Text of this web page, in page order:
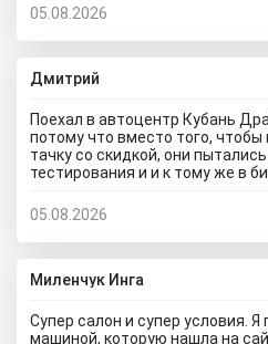
рекламе и приехал прямиком в
стоимость. Договор вышел
и мы чувствовали, что они нас
рекомендуем этот автоцентр
никому... в Новосибирске есть
автодилеров, поэтому на этих
05.08.2026
Дмитрий
Поехал в автоцентр Кубань
потому что вместо того,
тачку со скидкой, они
тестирования и и к тому же в
скорее всего скажет, что эти
что не теряйте время,
дилеру и рекламе в интернете
прокатитесь туда сюда зря.. а
автосалон Кубань Драйв
05.08.2026
Миленчук Инга
Супер салон и супер условия. Я
машиной, которую нашла на